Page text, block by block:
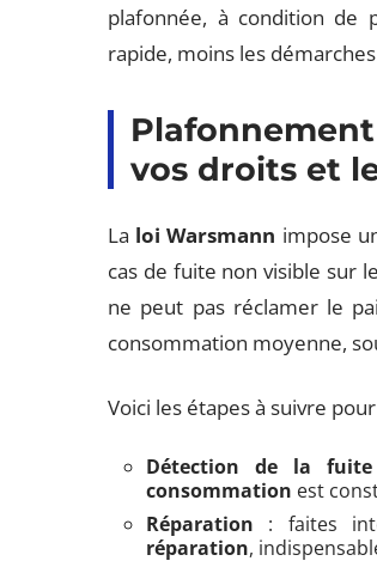
plafonnée, à condition de
rapide, moins les
vos droits et
La loi Warsmann impose
cas de fuite non visible sur
ne peut pas réclamer le
consommation moyenne,
Voici les étapes à suivre
Détection de la fuite
consommation est
Réparation : faites
réparation,